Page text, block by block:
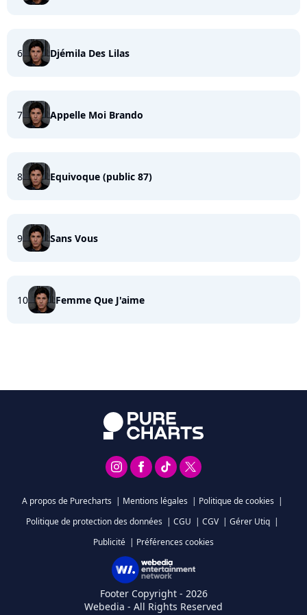
6 Djémila Des Lilas
7 Appelle Moi Brando
8 Equivoque (public 87)
9 Sans Vous
10 Femme Que J'aime
A propos de Purecharts | Mentions légales | Politique de cookies |
Politique de protection des données | CGU | CGV | Gérer Utiq |
Publicité | Préférences cookies
Footer Copyright - 2026
Webedia - All Rights Reserved